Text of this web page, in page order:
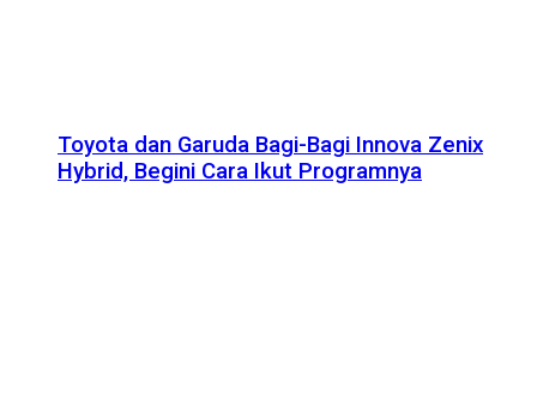
Toyota dan Garuda Bagi-Bagi Innova Zenix
Hybrid, Begini Cara Ikut Programnya